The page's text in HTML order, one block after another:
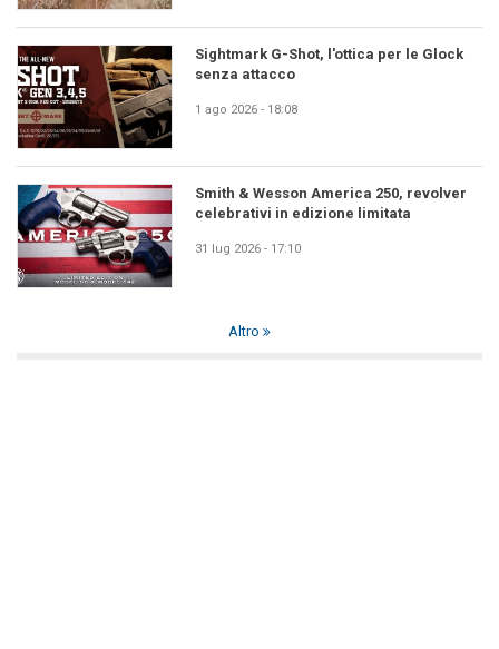
Sightmark G-Shot, l'ottica per le Glock
senza attacco
1 ago 2026 - 18:08
Smith & Wesson America 250, revolver
celebrativi in edizione limitata
31 lug 2026 - 17:10
Altro